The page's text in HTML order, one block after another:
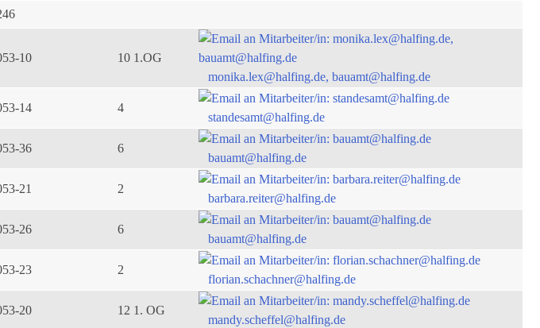
10
10 1.OG
monika.lex@halfing.de, bauamt@halfing.de
14 4
standesamt@halfing.de
36 6
bauamt@halfing.de
21 2
barbara.reiter@halfing.de
26 6
bauamt@halfing.de
23 2
florian.schachner@halfing.de
20 12 1. OG
mandy.scheffel@halfing.de